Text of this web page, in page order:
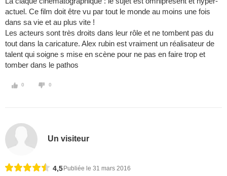
actuel. Ce film doit être vu par tout le monde au moins une fois
dans sa vie et au plus vite !
Les acteurs sont très droits dans leur rôle et ne tombent pas du
tout dans la caricature. Alex rubin est vraiment un réalisateur de
talent qui soigne s mise en scène pour ne pas en faire trop et
tomber dans le pathos
0 0
Un visiteur
4,5 Publiée le 31 mars 2016